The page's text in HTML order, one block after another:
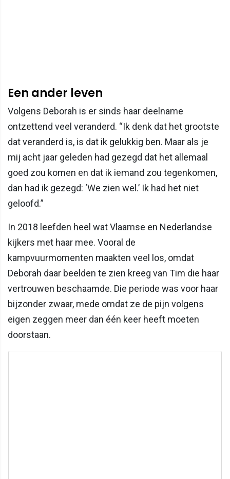
Een ander leven
Volgens Deborah is er sinds haar deelname
ontzettend veel veranderd. “Ik denk dat het grootste
dat veranderd is, is dat ik gelukkig ben. Maar als je
mij acht jaar geleden had gezegd dat het allemaal
goed zou komen en dat ik iemand zou tegenkomen,
dan had ik gezegd: ‘We zien wel.’ Ik had het niet
geloofd.”
In 2018 leefden heel wat Vlaamse en Nederlandse
kijkers met haar mee. Vooral de
kampvuurmomenten maakten veel los, omdat
Deborah daar beelden te zien kreeg van Tim die haar
vertrouwen beschaamde. Die periode was voor haar
bijzonder zwaar, mede omdat ze de pijn volgens
eigen zeggen meer dan één keer heeft moeten
doorstaan.